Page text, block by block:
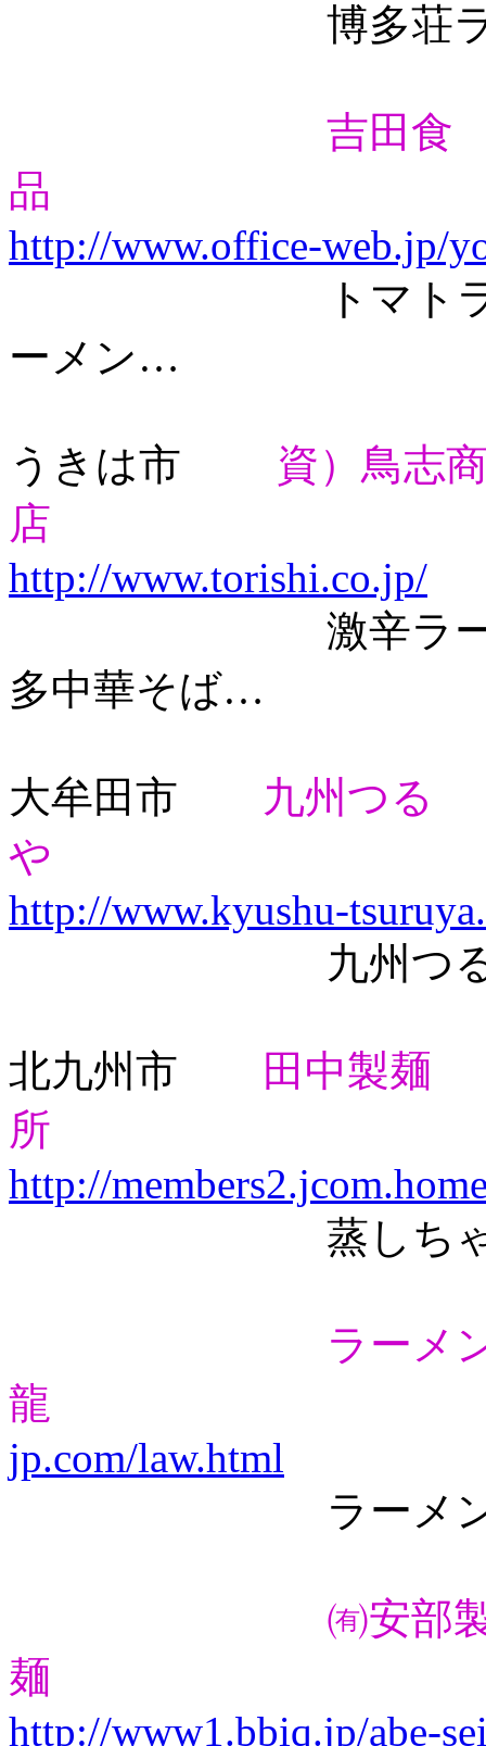
博多荘ラー
吉田食
品
http://www.office-web.jp/
トマトラーメン
ーメン…
うきは市 資）鳥志
店
http://www.torishi.co.jp/
激辛ラーメン・
多中華そば…
大牟田市 九州つる
や
http://www.kyushu-
九州つるやの
北九州市
田中製麺
所
http://
蒸しちゃんぽ
ラーメ
龍
jp.com/law.html
ラーメン（ス
㈲安部
麺
http://www1.bbiq.jp/abe-